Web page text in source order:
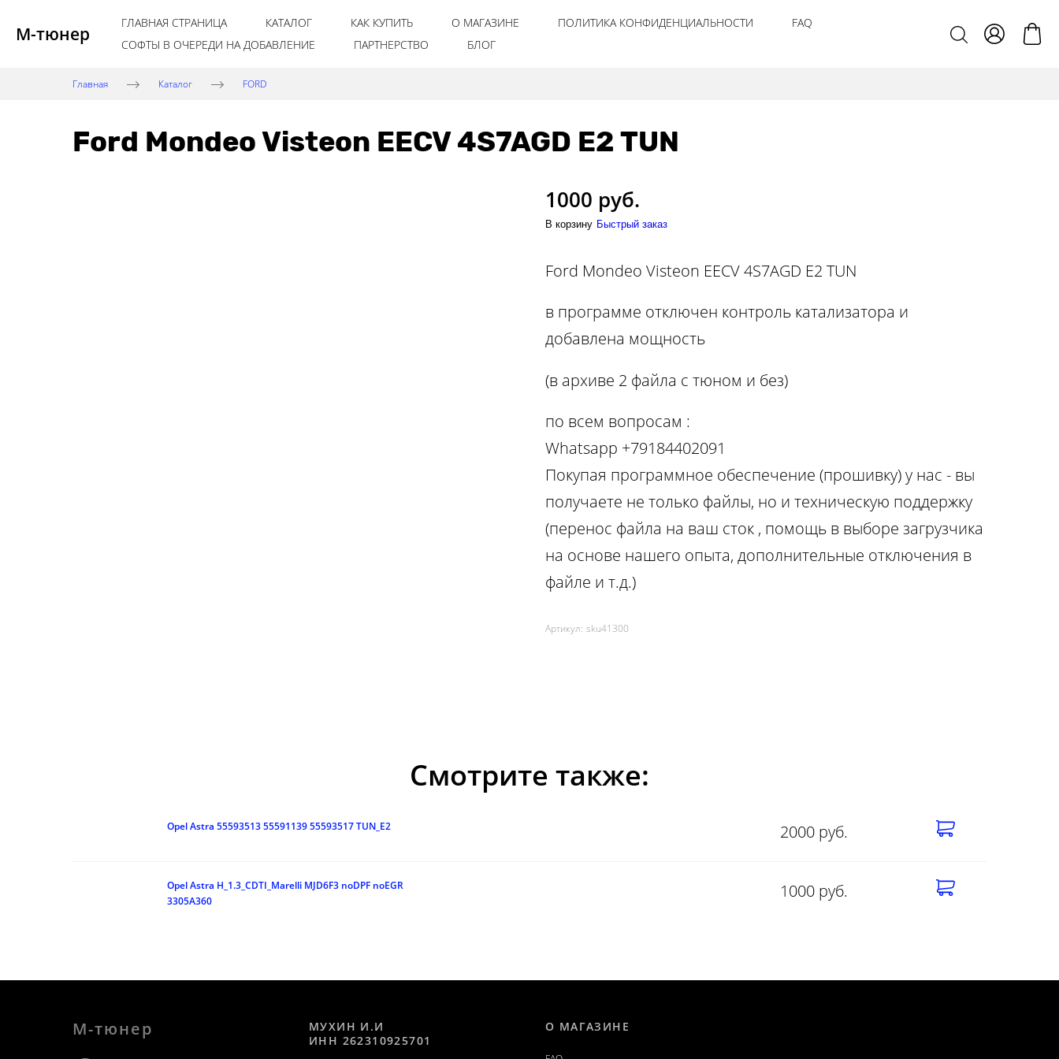
М-тюнер ГЛАВНАЯ СТРАНИЦА КАТАЛОГ КАК КУПИТЬ О МАГАЗИНЕ ПОЛИТИКА КОНФИДЕНЦИАЛЬНОСТИ
FAQ
СОФТЫ В ОЧЕРЕДИ НА ДОБАВЛЕНИЕ
ПАРТНЕРСТВО БЛОГ
Главная Каталог FORD
Ford Mondeo Visteon EECV 4S7AGD E2 TUN
1000 руб.
В корзину Быстрый заказ
Ford Mondeo Visteon EECV 4S7AGD E2 TUN
в программе отключен контроль катализатора и
добавлена мощность
(в архиве 2 файла с тюном и без)
по вcем вопросам :
Whatsapp +79184402091
Покупая программное обеспечение (прошивку) у нас - вы
получаете не только файлы, но и техническую поддержку
(перенос файла на ваш сток , помощь в выборе загрузчика
на основе нашего опыта, дополнительные отключения в
файле и т.д.)
Артикул: sku41300
Смотрите также:
Opel Astra 55593513 55591139 55593517 TUN_E2 2000 руб.
Opel Astra H_1.3_CDTI_Marelli MJD6F3 noDPF noEGR
3305A360
1000 руб.
М-тюнер
МУХИН И.И
ИНН 262310925701
О МАГАЗИНЕ